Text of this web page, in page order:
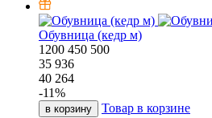
Обувница (кедр м)
1200 450 500
35 936
40 264
-11%
в корзину Товар в корзине